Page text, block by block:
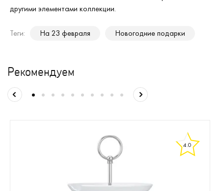
другими элементами коллекции.
Теги: На 23 февраля Новогодние подарки
Рекомендуем
4.0